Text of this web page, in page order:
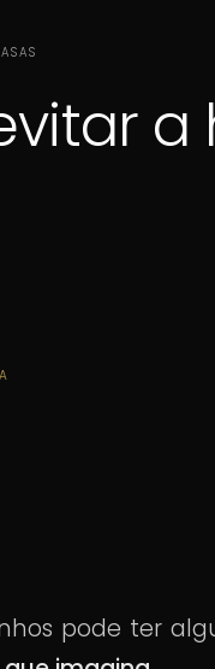
pode ter